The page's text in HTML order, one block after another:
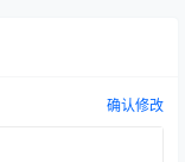
确认修改